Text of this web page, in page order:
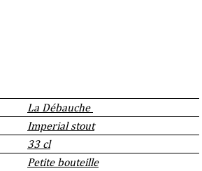
La Débauche
Imperial stout
33 cl
Petite bouteille